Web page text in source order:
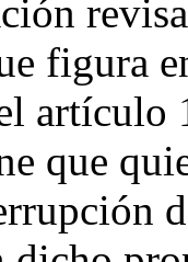
figura
artículo
que